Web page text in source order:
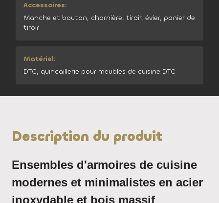
Accessoires:
Manche et bouton, charnière, tiroir, évier, panier de
tiroir
Matériel:
DTC, quincaillerie pour meubles de cuisine DTC
Description du produit
Ensembles d'armoires de cuisine
modernes et minimalistes en acier
inoxydable et bois massif